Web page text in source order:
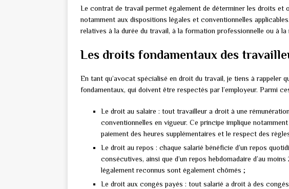
Le contrat de travail permet également de déterminer les droits et
notamment aux dispositions légales et conventionnelles
relatives à la durée du travail, à la formation professionnelle ou à la
Les droits fondamentaux des
En tant qu’avocat spécialisé en droit du travail, je tiens à rappeler
fondamentaux, qui doivent être respectés par l’employeur. Parmi
Le droit au salaire : tout travailleur a droit à une
conventionnelles en vigueur. Ce principe implique
paiement des heures supplémentaires et le respect des
Le droit au repos : chaque salarié bénéficie d’un repos
consécutives, ainsi que d’un repos hebdomadaire d’au
légalement reconnus sont également chômés ;
Le droit aux congés payés : tout salarié a droit à des